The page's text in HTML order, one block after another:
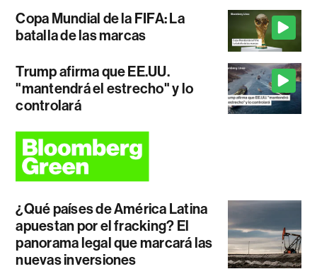
Copa Mundial de la FIFA: La
batalla de las marcas
Trump afirma que EE.UU.
"mantendrá el estrecho" y lo
controlará
¿Qué países de América Latina
apuestan por el fracking? El
panorama legal que marcará las
nuevas inversiones